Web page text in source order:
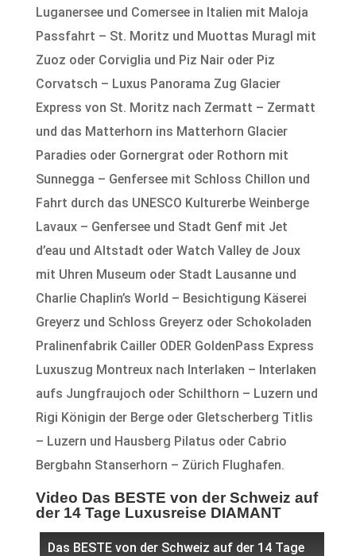
Luganersee und Comersee in Italien mit Maloja
Passfahrt – St. Moritz und Muottas Muragl mit
Zuoz oder Corviglia und Piz Nair oder Piz
Corvatsch – Luxus Panorama Zug Glacier
Express von St. Moritz nach Zermatt – Zermatt
und das Matterhorn ins Matterhorn Glacier
Paradies oder Gornergrat oder Rothorn mit
Sunnegga – Genfersee mit Schloss Chillon und
Fahrt durch das UNESCO Kulturerbe Weinberge
Lavaux – Genfersee und Stadt Genf mit Jet
d’eau und Altstadt oder Watch Valley de Joux
mit Uhren Museum oder Stadt Lausanne und
Charlie Chaplin’s World – Besichtigung Käserei
Greyerz und Schloss Greyerz oder Schokoladen
Pralinenfabrik Cailler ODER GoldenPass Express
Luxuszug Montreux nach Interlaken – Interlaken
aufs Jungfraujoch oder Schilthorn – Luzern und
Rigi Königin der Berge oder Gletscherberg Titlis
– Luzern und Hausberg Pilatus oder Cabrio
Bergbahn Stanserhorn – Zürich Flughafen.
Video Das BESTE von der Schweiz auf
der 14 Tage Luxusreise DIAMANT
Das BESTE von der Schweiz auf der 14 Tage